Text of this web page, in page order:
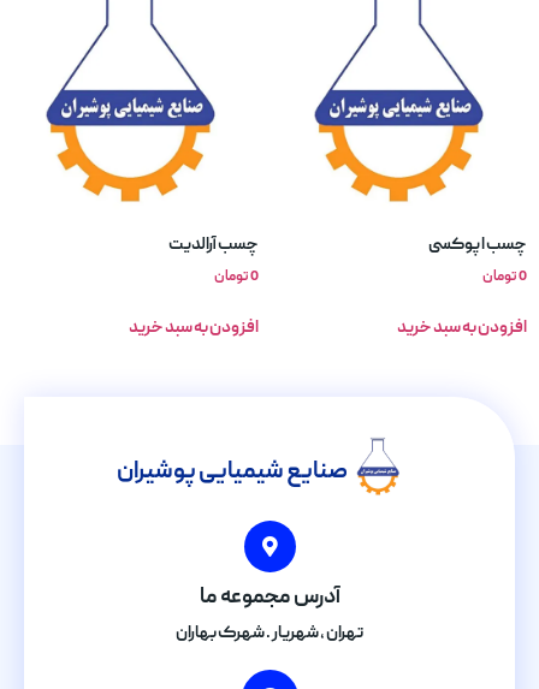
چسب اپوکسی
0تومان
افزودن به سبد خرید
چسب آرالدیت
0تومان
افزودن به سبد خرید
صنایع شیمیایی پوشیران
آدرس مجموعه ما
تهران , شهریار . شهرک بهاران